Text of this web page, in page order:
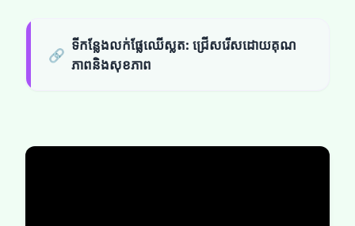
🔗
ទីកន្លែងលក់ផ្លែឈើស្លត: ជ្រើសរើសដោយគុណ
ភាពនិងសុខភាព